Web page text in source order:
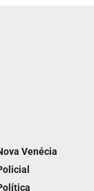
Venécia